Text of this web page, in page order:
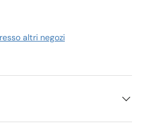
altri negozi